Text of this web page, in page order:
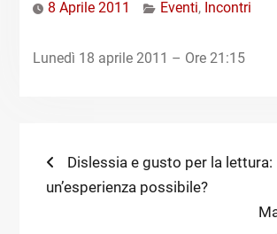
8 Aprile 2011 Eventi, Incontri
Lunedì 18 aprile 2011 – Ore 21:15
Navigazione
articoli
Previous
post:
Dislessia e gusto per la lettura:
un’esperienza possibile?